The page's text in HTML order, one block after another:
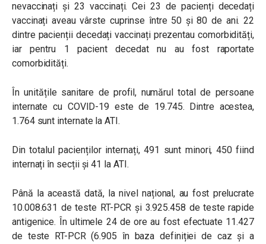
nevaccinați și 23 vaccinați. Cei 23 de pacienți decedați
vaccinați aveau vârste cuprinse între 50 și 80 de ani. 22
dintre pacienții decedați vaccinați prezentau comorbidități,
iar pentru 1 pacient decedat nu au fost raportate
comorbidități.
În unitățile sanitare de profil, numărul total de persoane
internate cu COVID-19 este de 19.745. Dintre acestea,
1.764 sunt internate la ATI.
Din totalul pacienților internați, 491 sunt minori, 450 fiind
internați în secții și 41 la ATI.
Până la această dată, la nivel național, au fost prelucrate
10.008.631 de teste RT-PCR și 3.925.458 de teste rapide
antigenice. În ultimele 24 de ore au fost efectuate 11.427
de teste RT-PCR (6.905 în baza definiției de caz și a